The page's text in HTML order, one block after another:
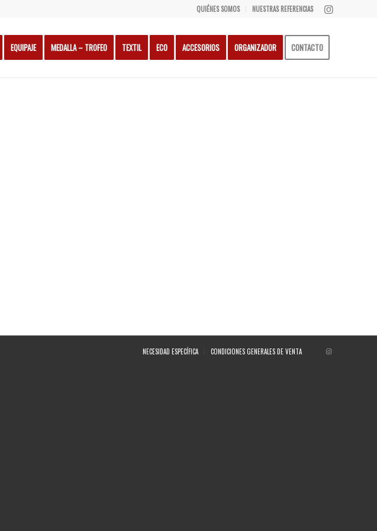
QUIÉNES SOMOS NUESTRAS REFERENCIAS
EQUIPAJE MEDALLA – TROFEO TEXTIL ECO ACCESORIOS ORGANIZADOR CONTACTO
NECESIDAD ESPECÍFICA CONDICIONES GENERALES DE VENTA